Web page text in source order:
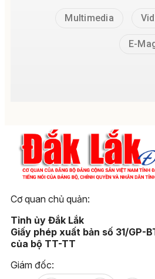
Multimedia
E-
Cơ quan chủ quản:
Tỉnh ủy Đắk Lắk
Giấy phép xuất bản số 31/GP-
của bộ TT-TT
Giám đốc: